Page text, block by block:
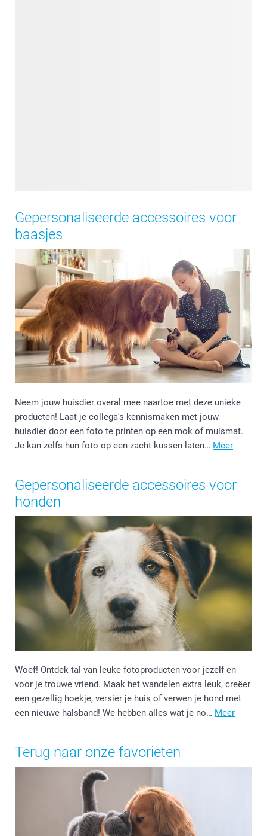
Gepersonaliseerde accessoires voor
baasjes
Neem jouw huisdier overal mee naartoe met deze unieke
producten! Laat je collega's kennismaken met jouw
huisdier door een foto te printen op een mok of muismat.
Je kan zelfs hun foto op een zacht kussen laten… Meer
Gepersonaliseerde accessoires voor
honden
Woef! Ontdek tal van leuke fotoproducten voor jezelf en
voor je trouwe vriend. Maak het wandelen extra leuk, creëer
een gezellig hoekje, versier je huis of verwen je hond met
een nieuwe halsband! We hebben alles wat je no… Meer
Terug naar onze favorieten